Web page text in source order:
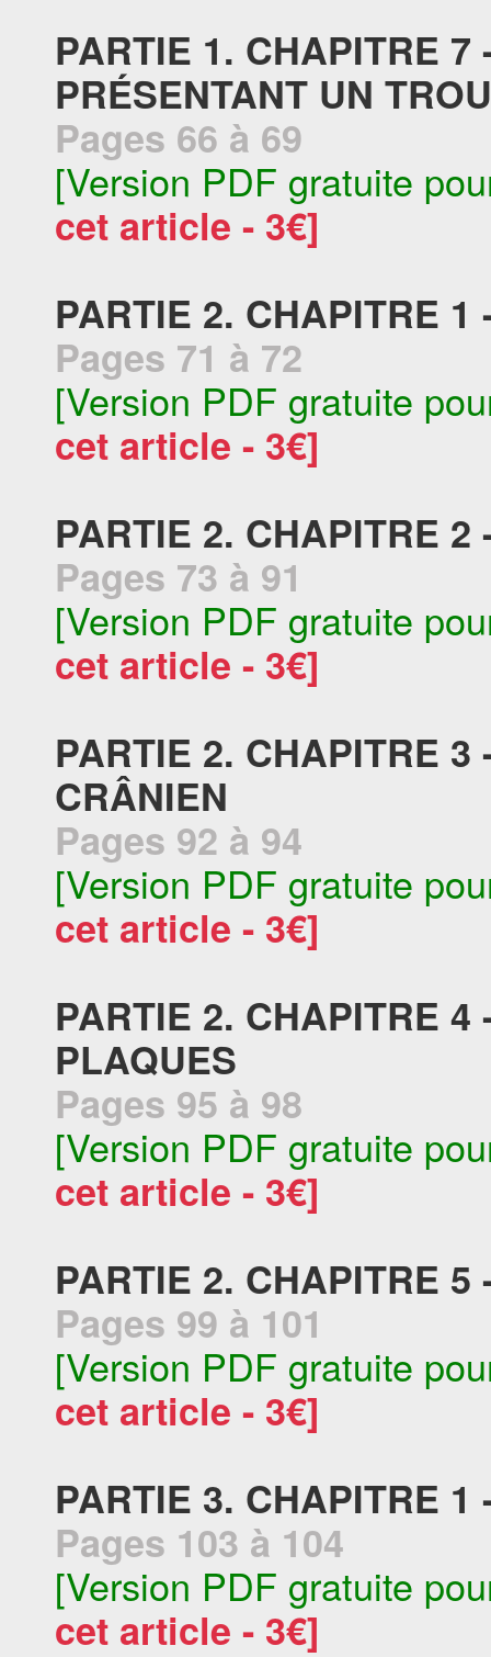
PARTIE 1. CHAPITRE 7
PRÉSENTANT UN
Pages 66 à 69
[Version PDF gratuite
cet article - 3€]
PARTIE 2. CHAPITRE 1
Pages 71 à 72
[Version PDF gratuite
cet article - 3€]
PARTIE 2. CHAPITRE 2
Pages 73 à 91
[Version PDF gratuite
cet article - 3€]
PARTIE 2. CHAPITRE 3
CRÂNIEN
Pages 92 à 94
[Version PDF gratuite
cet article - 3€]
PARTIE 2. CHAPITRE
PLAQUES
Pages 95 à 98
[Version PDF gratuite
cet article - 3€]
PARTIE 2. CHAPITRE 5
Pages 99 à 101
[Version PDF gratuite
cet article - 3€]
PARTIE 3. CHAPITRE 1
Pages 103 à 104
[Version PDF gratuite
cet article - 3€]